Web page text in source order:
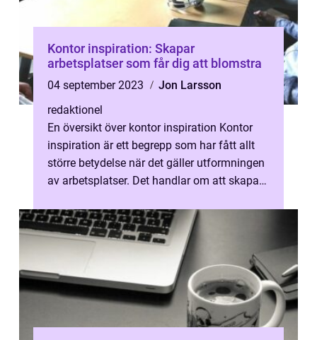
Kontor inspiration: Skapar
arbetsplatser som får dig att blomstra
04 september 2023
Jon Larsson
redaktionel
En översikt över kontor inspiration Kontor
inspiration är ett begrepp som har fått allt
större betydelse när det gäller utformningen
av arbetsplatser. Det handlar om att skapa